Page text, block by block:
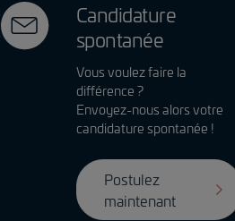
Candidature
spontanée
Vous voulez faire la
différence ?
Envoyez-nous alors votre
candidature spontanée !
Postulez
maintenant